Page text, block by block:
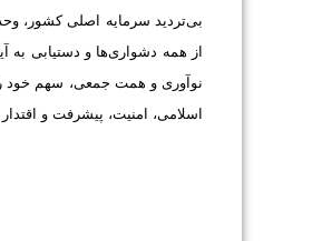
بی‌تردید سرمایه اصلی کشور،
از همه دشواری‌ها و دستیابی به
نوآوری و همت جمعی، سهم خود را
اسلامی، امنیت، پیشرفت و